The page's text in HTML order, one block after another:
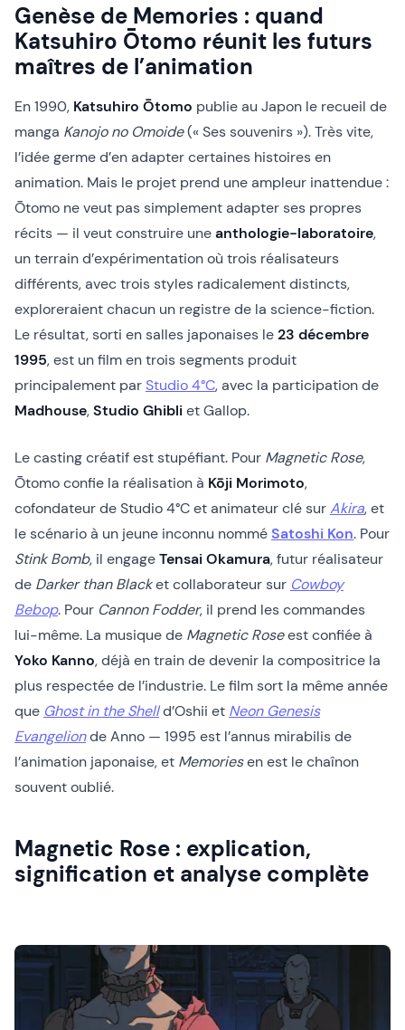
Genèse de Memories : quand
Katsuhiro Ōtomo réunit les futurs
maîtres de l’animation
En 1990, Katsuhiro Ōtomo publie au Japon le recueil de
manga Kanojo no Omoide(« Ses souvenirs »). Très vite,
l’idée germe d’en adapter certaines histoires en
animation. Mais le projet prend une ampleur inattendue :
Ōtomo ne veut pas simplement adapter ses propres
récits — il veut construire uneanthologie-laboratoire,
un terrain d’expérimentation où trois réalisateurs
différents, avec trois styles radicalement distincts,
exploreraient chacun un registre de la science-fiction.
Le résultat, sorti en salles japonaises le23 décembre
1995, est un film en trois segments produit
principalement par Studio 4°C, avec la participation de
Madhouse,Studio Ghibliet Gallop.
Le casting créatif est stupéfiant. Pour Magnetic Rose,
Ōtomo confie la réalisation à Kōji Morimoto,
cofondateur de Studio 4°C et animateur clé surAkira, et
le scénario à un jeune inconnu nommé Satoshi Kon. Pour
Stink Bomb, il engageTensai Okamura, futur réalisateur
de Darker than Blacket collaborateur sur Cowboy
Bebop. Pour Cannon Fodder, il prend les commandes
lui-même. La musique de Magnetic Roseest confiée à
Yoko Kanno, déjà en train de devenir la compositrice la
plus respectée de l’industrie. Le film sort la même année
que Ghost in the Shelld’Oshii et Neon Genesis
Evangelionde Anno — 1995 est l’annus mirabilis de
l’animation japonaise, et Memoriesen est le chaînon
souvent oublié.
Magnetic Rose : explication,
signification et analyse complète